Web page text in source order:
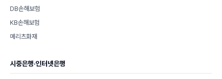
DB손해보험
KB손해보험
메리츠화재
시중은행·인터넷은행